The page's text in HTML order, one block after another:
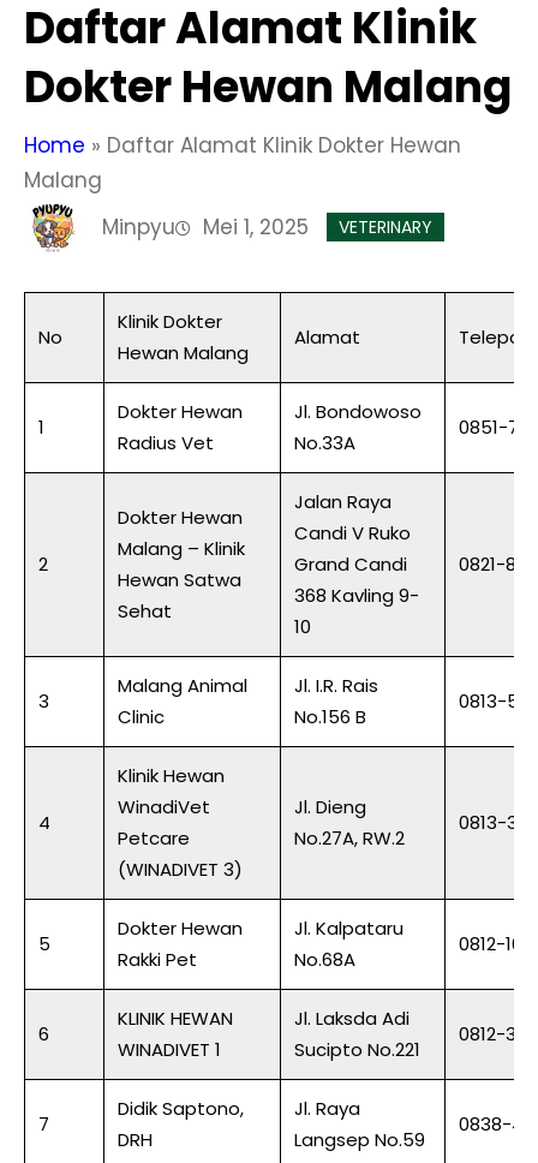
Daftar Alamat Klinik
Dokter Hewan Malang
Home » Daftar Alamat Klinik Dokter Hewan
Malang
Minpyu
Mei 1, 2025 VETERINARY
No
Klinik Dokter
Hewan Malang
Alamat Telepon
1
Dokter Hewan
Radius Vet
Jl. Bondowoso
No.33A
0851-
2
Dokter Hewan
Malang – Klinik
Hewan Satwa
Sehat
Jalan Raya
Candi V Ruko
Grand Candi
368 Kavling 9-
10
0821-
3
Malang Animal
Clinic
Jl. I.R. Rais
No.156 B
0813-
4
Klinik Hewan
WinadiVet
Petcare
(WINADIVET 3)
Jl. Dieng
No.27A, RW.2
0813-
5
Dokter Hewan
Rakki Pet
Jl. Kalpataru
No.68A
0812-
6
KLINIK HEWAN
WINADIVET 1
Jl. Laksda Adi
Sucipto No.221
0812-
7
Didik Saptono,
DRH
Jl. Raya
Langsep No.59
0838-